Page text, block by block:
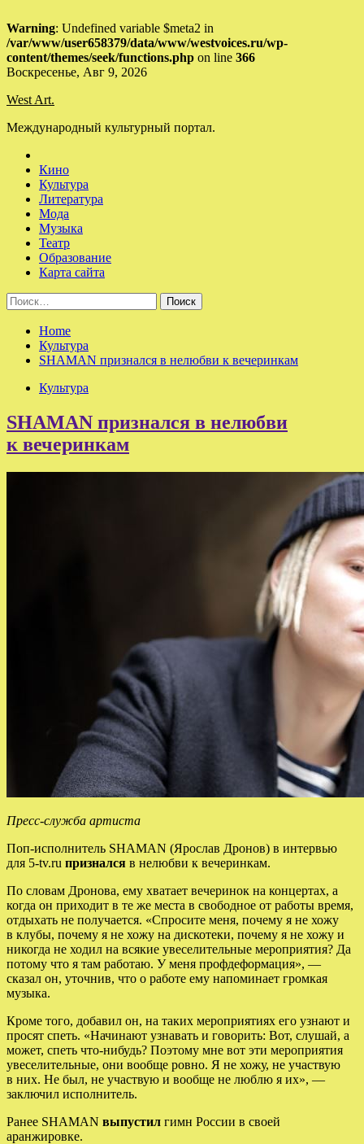
Warning: Undefined variable $meta2 in
/var/www/user658379/data/www/westvoices.ru/wp-
content/themes/seek/functions.php on line 366
Skip
content
Воскресенье, Авг 9, 2026
West Art.
Международный культурный портал.
Кино
Культура
Литература
Мода
Музыка
Театр
Образование
Карта сайта
Найти:
Home
Культура
SHAMAN признался в нелюбви к вечеринкам
Культура
SHAMAN признался в нелюбви
к вечеринкам
Пресс-служба артиста
Поп-исполнитель SHAMAN (Ярослав Дронов) в интервью
для 5-tv.ru признался в нелюбви к вечеринкам.
По словам Дронова, ему хватает вечеринок на концертах, а
когда он приходит в те же места в свободное от работы время,
отдыхать не получается. «Спросите меня, почему я не хожу
в клубы, почему я не хожу на дискотеки, почему я не хожу и
никогда не ходил на всякие увеселительные мероприятия? Да
потому что я там работаю. У меня профдеформация», —
сказал он, уточнив, что о работе ему напоминает громкая
музыка.
Кроме того, добавил он, на таких мероприятиях его узнают и
просят спеть. «Начинают узнавать и говорить: Вот, слушай, а
может, спеть что-нибудь? Поэтому мне вот эти мероприятия
увеселительные, они вообще ровно. Я не хожу, не участвую
в них. Не был, не участвую и вообще не люблю я их», —
заключил исполнитель.
Ранее SHAMAN выпустил гимн России в своей
аранжировке.